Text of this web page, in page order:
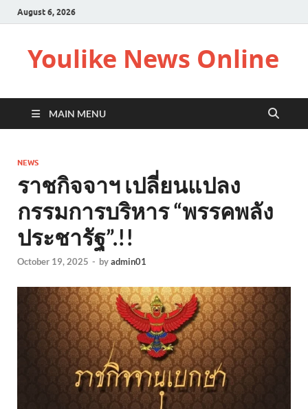
August 6, 2026
Youlike News Online
MAIN MENU
NEWS
ราชกิจจาฯ เปลี่ยนแปลง
กรรมการบริหาร “พรรคพลัง
ประชารัฐ”.!!
October 19, 2025 - byadmin01